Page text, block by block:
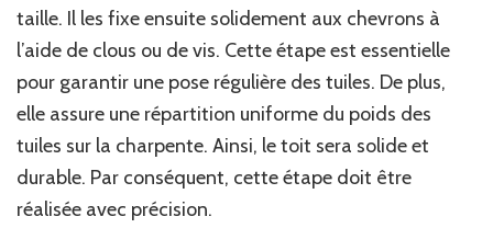
taille. Il les fixe ensuite solidement aux chevrons à
l’aide de clous ou de vis. Cette étape est essentielle
pour garantir une pose régulière des tuiles. De plus,
elle assure une répartition uniforme du poids des
tuiles sur la charpente. Ainsi, le toit sera solide et
durable. Par conséquent, cette étape doit être
réalisée avec précision.